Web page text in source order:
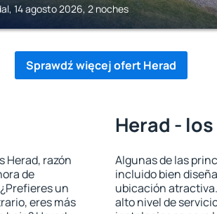
14 agosto 2026, 2 noches
Sprawdź więcej ofert Herad
Herad, razón
de
un
eres más
Herad -
Algunas de las
incluido bien
ubicación
alto nivel de